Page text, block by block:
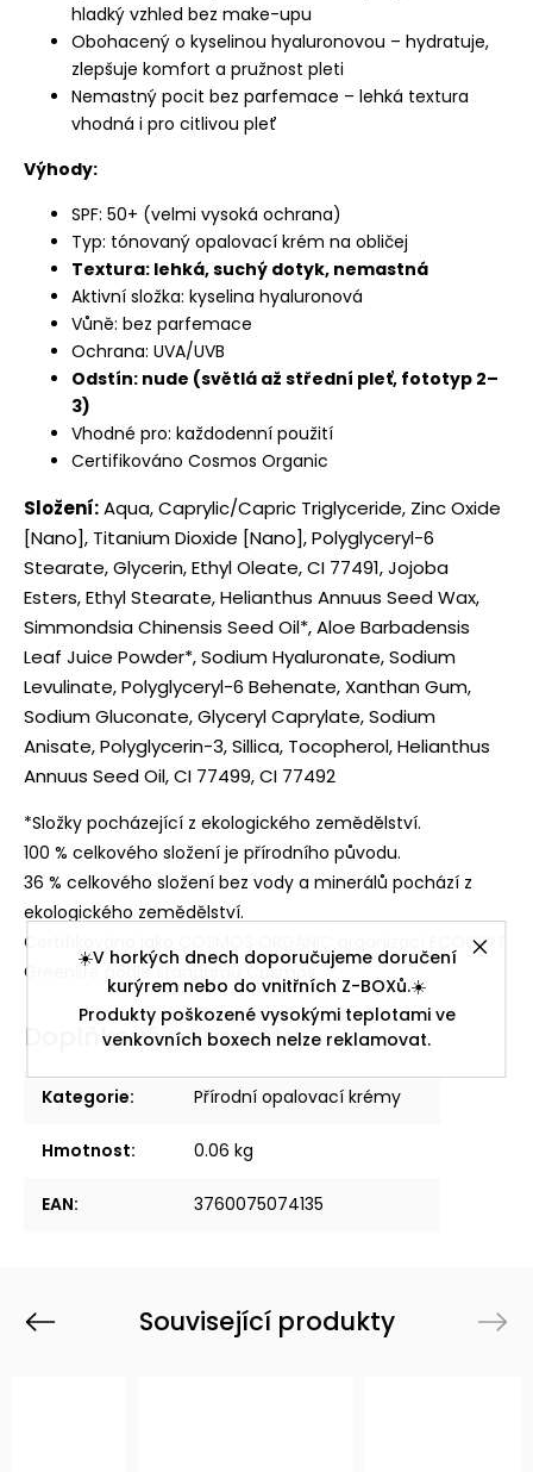
☀️V horkých dnech doporučujeme doručení
kurýrem nebo do vnitřních Z-BOXů.☀️
Produkty poškozené vysokými teplotami ve
venkovních boxech nelze reklamovat.
hladký vzhled bez make-upu
Obohacený o kyselinou hyaluronovou – hydratuje,
zlepšuje komfort a pružnost pleti
Nemastný pocit bez parfemace – lehká textura
vhodná i pro citlivou pleť
Výhody:
SPF: 50+ (velmi vysoká ochrana)
Typ: tónovaný opalovací krém na obličej
Textura: lehká, suchý dotyk, nemastná
Aktivní složka: kyselina hyaluronová
Vůně: bez parfemace
Ochrana: UVA/UVB
Odstín: nude (světlá až střední pleť, fototyp 2–
3)
Vhodné pro: každodenní použití
Certifikováno Cosmos Organic
Složení:Aqua, Caprylic/Capric Triglyceride, Zinc Oxide
[Nano], Titanium Dioxide [Nano], Polyglyceryl-6
Stearate, Glycerin, Ethyl Oleate, CI 77491, Jojoba
Esters, Ethyl Stearate, Helianthus Annuus Seed Wax,
Simmondsia Chinensis Seed Oil*, Aloe Barbadensis
Leaf Juice Powder*, Sodium Hyaluronate, Sodium
Levulinate, Polyglyceryl-6 Behenate, Xanthan Gum,
Sodium Gluconate, Glyceryl Caprylate, Sodium
Anisate, Polyglycerin-3, Sillica, Tocopherol, Helianthus
Annuus Seed Oil, CI 77499, CI 77492
*Složky pocházející z ekologického zemědělství.
100 % celkového složení je přírodního původu.
36 % celkového složení bez vody a minerálů pochází z
ekologického zemědělství.
Certifikováno jako COSMOS ORGANIC organizací ECOCERT
Greenlife podle standardu Cosmos.
Doplňkové parametry
Kategorie: Přírodní opalovací krémy
Hmotnost: 0.06 kg
EAN: 3760075074135
Související produkty
Previous Next